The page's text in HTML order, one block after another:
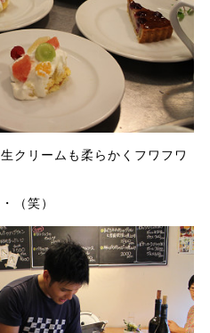
クリームも柔らかくフワフワ
（笑）